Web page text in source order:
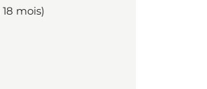
18 mois)